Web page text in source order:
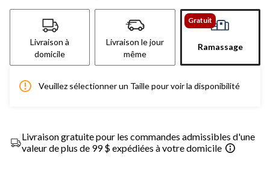
Livraison à
domicile
Livraison le jour
même
Gratuit
Ramassage
Veuillez sélectionner un Taille pour voir la disponibilité
Livraison gratuite pour les commandes admissibles d'une
valeur de plus de 99 $ expédiées à votre domicile